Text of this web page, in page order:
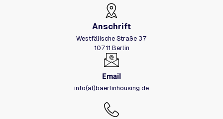
Anschrift
Westfälische Straße 37
10711 Berlin
Email
info(at)baerlinhousing.de